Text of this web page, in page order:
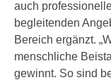
auch
begleitenden
Bereich ergänzt.
menschliche
gewinnt. So sind